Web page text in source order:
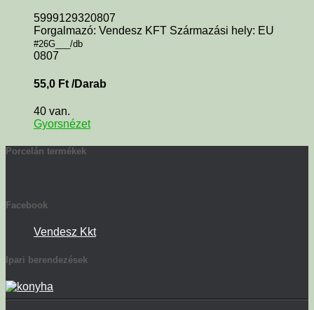
5999129320807
Forgalmazó: Vendesz KFT Származási hely: EU
#26G___/db
0807
55,0 Ft /Darab
40 van.
Gyorsnézet
Porcelán termékek
Facebook
Vendesz Kkt
Ipari berendezések